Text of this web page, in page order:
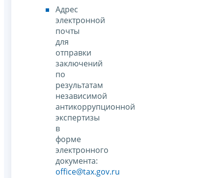
Адрес
электронной
почты
для
отправки
заключений
по
результатам
независимой
антикоррупционной
экспертизы
в
форме
электронного
документа:
office@tax.gov.ru